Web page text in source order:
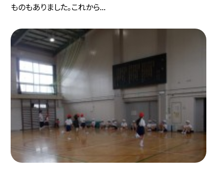
ものもありました。これから...